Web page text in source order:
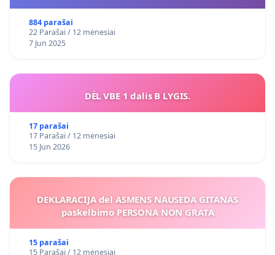
884 parašai
22 Parašai / 12 mėnesiai
7 Jun 2025
DĖL VBE 1 dalis B LYGIS.
17 parašai
17 Parašai / 12 mėnesiai
15 Jun 2026
DEKLARACIJA del ASMENS NAUSEDA GITANAS
paskelbimo PERSONA NON GRATA
15 parašai
15 Parašai / 12 mėnesiai